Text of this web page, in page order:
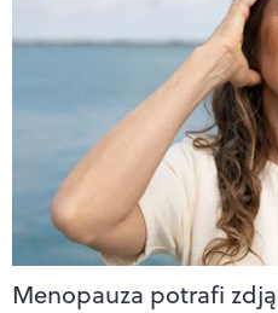
Menopauza potrafi